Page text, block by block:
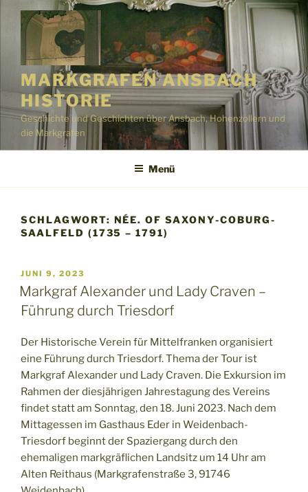
Zum
Inhalt
springen
MARKGRAFEN ANSBACH
HISTORIE
Geschichte und Geschichten über Ansbach, Hohenzollern und
die Markgrafen
Menü
SCHLAGWORT: NÉE. OF SAXONY-COBURG-
SAALFELD (1735 – 1791)
VERÖFFENTLICHT
AM
JUNI 9, 2023
Markgraf Alexander und Lady Craven –
Führung durch Triesdorf
Der Historische Verein für Mittelfranken organisiert
eine Führung durch Triesdorf. Thema der Tour ist
Markgraf Alexander und Lady Craven. Die Exkursion im
Rahmen der diesjährigen Jahrestagung des Vereins
findet statt am Sonntag, den 18. Juni 2023. Nach dem
Mittagessen im Gasthaus Eder in Weidenbach-
Triesdorf beginnt der Spaziergang durch den
ehemaligen markgräflichen Landsitz um 14 Uhr am
Alten Reithaus (Markgrafenstraße 3, 91746